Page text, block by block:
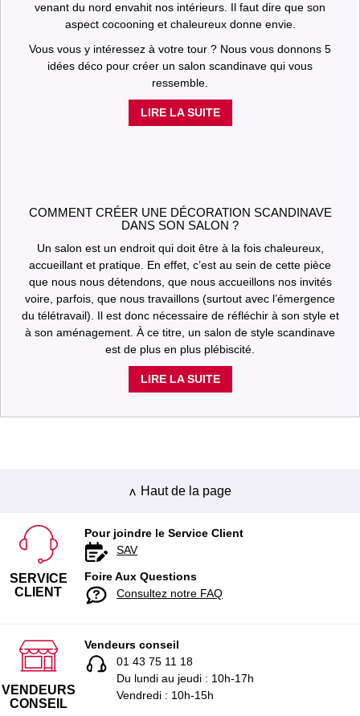
venant du nord envahit nos intérieurs. Il faut dire que son
aspect cocooning et chaleureux donne envie.
Vous vous y intéressez à votre tour ? Nous vous donnons 5
idées déco pour créer un salon scandinave qui vous
ressemble.
LIRE LA SUITE
COMMENT CRÉER UNE DÉCORATION SCANDINAVE
DANS SON SALON ?
Un salon est un endroit qui doit être à la fois chaleureux,
accueillant et pratique. En effet, c’est au sein de cette pièce
que nous nous détendons, que nous accueillons nos invités
voire, parfois, que nous travaillons (surtout avec l’émergence
du télétravail). Il est donc nécessaire de réfléchir à son style et
à son aménagement. À ce titre, un salon de style scandinave
est de plus en plus plébiscité.
LIRE LA SUITE
Haut de la page
SERVICE
CLIENT
Pour joindre le Service Client
SAV
Foire Aux Questions
Consultez notre FAQ
VENDEURS
CONSEIL
Vendeurs conseil
01 43 75 11 18
Du lundi au jeudi : 10h-17h
Vendredi : 10h-15h